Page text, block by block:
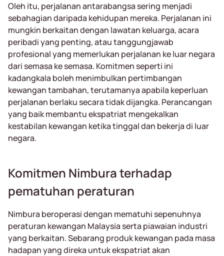
Oleh itu, perjalanan antarabangsa sering menjadi
sebahagian daripada kehidupan mereka. Perjalanan ini
mungkin berkaitan dengan lawatan keluarga, acara
peribadi yang penting, atau tanggungjawab
profesional yang memerlukan perjalanan ke luar negara
dari semasa ke semasa. Komitmen seperti ini
kadangkala boleh menimbulkan pertimbangan
kewangan tambahan, terutamanya apabila keperluan
perjalanan berlaku secara tidak dijangka. Perancangan
yang baik membantu ekspatriat mengekalkan
kestabilan kewangan ketika tinggal dan bekerja di luar
negara.
Komitmen Nimbura terhadap
pematuhan peraturan
Nimbura beroperasi dengan mematuhi sepenuhnya
peraturan kewangan Malaysia serta piawaian industri
yang berkaitan. Sebarang produk kewangan pada masa
hadapan yang direka untuk ekspatriat akan